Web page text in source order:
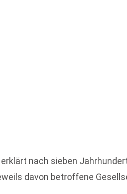
nach sieben
davon betroffene